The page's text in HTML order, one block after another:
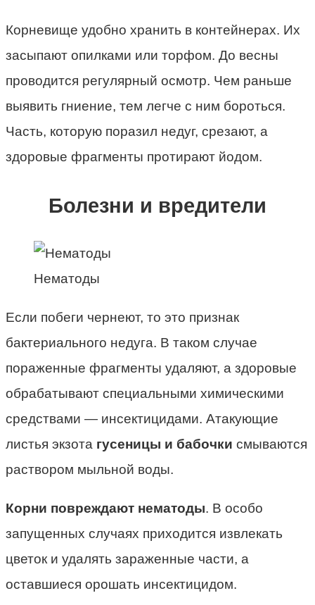
Корневище удобно хранить в контейнерах. Их
засыпают опилками или торфом. До весны
проводится регулярный осмотр. Чем раньше
выявить гниение, тем легче с ним бороться.
Часть, которую поразил недуг, срезают, а
здоровые фрагменты протирают йодом.
Болезни и вредители
Нематоды
Если побеги чернеют, то это признак
бактериального недуга. В таком случае
пораженные фрагменты удаляют, а здоровые
обрабатывают специальными химическими
средствами — инсектицидами. Атакующие
листья экзота гусеницы и бабочки смываются
раствором мыльной воды.
Корни повреждают нематоды. В особо
запущенных случаях приходится извлекать
цветок и удалять зараженные части, а
оставшиеся орошать инсектицидом.